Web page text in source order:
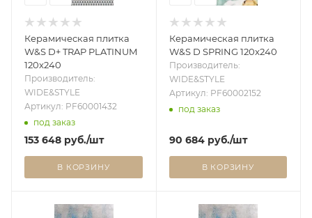
Керамическая плитка
W&S D+ TRAP PLATINUM
120x240
Производитель:
WIDE&STYLE
Артикул: PF60001432
под заказ
153 648 руб./шт
В КОРЗИНУ
Керамическая плитка
W&S D SPRING 120x240
Производитель:
WIDE&STYLE
Артикул: PF60002152
под заказ
90 684руб./шт
В КОРЗИНУ